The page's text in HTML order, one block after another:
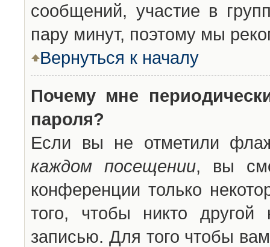
сообщений, участие в
пару минут, поэтому мы
Вернуться к началу
Почему мне
пароля?
Если вы не отметили
каждом посещении, вы
конференции только
того, чтобы никто другой
записью. Для того чтобы